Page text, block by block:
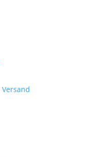
Versand